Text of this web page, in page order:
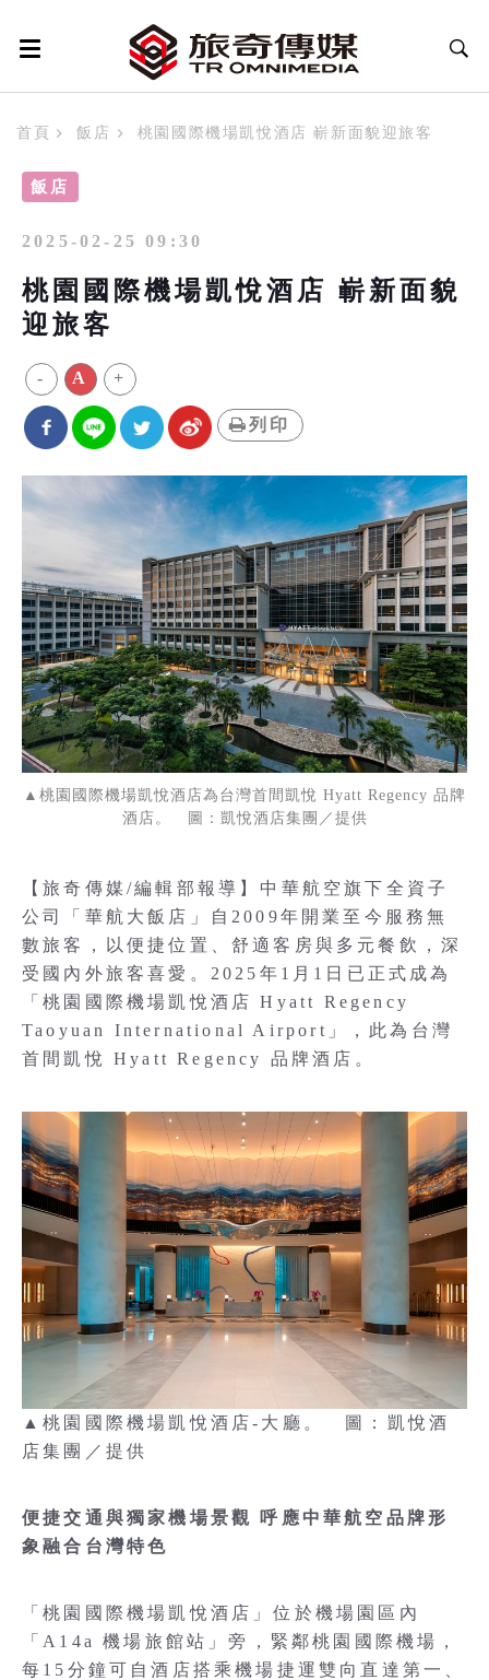
首頁 飯店 桃園國際機場凱悅酒店 嶄新面貌迎旅客
飯店
2025-02-25 09:30
桃園國際機場凱悅酒店 嶄新面貌
迎旅客
- A +
列印
▲桃園國際機場凱悅酒店為台灣首間凱悅 Hyatt Regency 品牌
酒店。 圖：凱悅酒店集團／提供
【旅奇傳媒/編輯部報導】中華航空旗下全資子
公司「華航大飯店」自2009年開業至今服務無
數旅客，以便捷位置、舒適客房與多元餐飲，深
受國內外旅客喜愛。2025年1月1日已正式成為
「桃園國際機場凱悅酒店 Hyatt Regency
Taoyuan International Airport」，此為台灣
首間凱悅 Hyatt Regency 品牌酒店。
▲桃園國際機場凱悅酒店-大廳。 圖：凱悅酒
店集團／提供
便捷交通與獨家機場景觀 呼應中華航空品牌形
象融合台灣特色
「桃園國際機場凱悅酒店」位於機場園區內
「A14a 機場旅館站」旁，緊鄰桃園國際機場，
每15分鐘可自酒店搭乘機場捷運雙向直達第一、